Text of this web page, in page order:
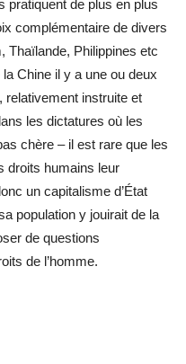
pratiquent de plus en plus
complémentaire de divers
Thaïlande, Philippines etc
Chine il y a une ou deux
relativement instruite et
les dictatures où les
chère – il est rare que les
droits humains leur
un capitalisme d’État
population y jouirait de la
de questions
de l’homme.